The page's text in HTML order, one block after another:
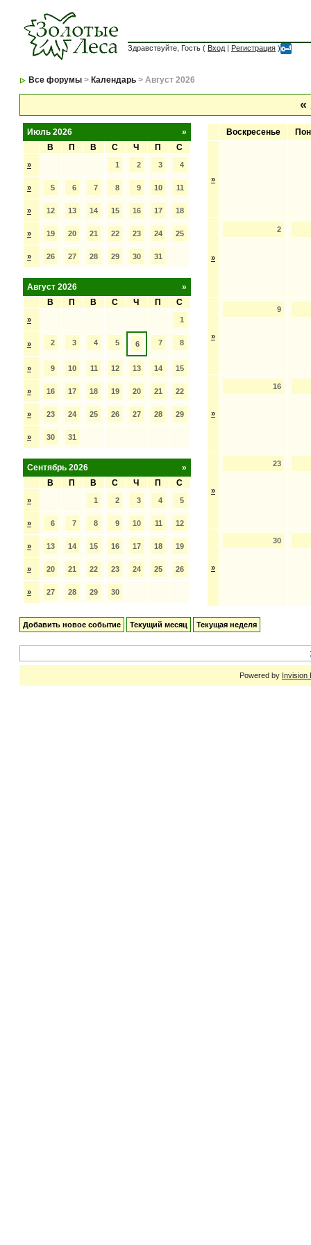
Здравствуйте, Гость ( Вход | Регистрация )
Все форумы > Календарь > Август 2026
«
»
Июль 2026
В
П В С Ч П С
» 1 2 3 4
» 5 6 7 8 9 10 11
» 12 13 14 15 16 17 18
» 19 20 21 22 23 24 25
» 26 27 28 29 30 31
»
Август 2026
В
П В С Ч П С
» 1
» 2 3 4 5 6 7 8
» 9 10 11 12 13 14 15
» 16 17 18 19 20 21 22
» 23 24 25 26 27 28 29
» 30 31
»
Сентябрь 2026
В
П В С Ч П С
» 1 2 3 4 5
» 6 7 8 9 10 11 12
» 13 14 15 16 17 18 19
» 20 21 22 23 24 25 26
» 27 28 29 30
Воскресенье
»
»
2
»
9
»
16
»
23
»
30
Добавить новое событие Текущий месяц Текущая неделя
Powered by Invision